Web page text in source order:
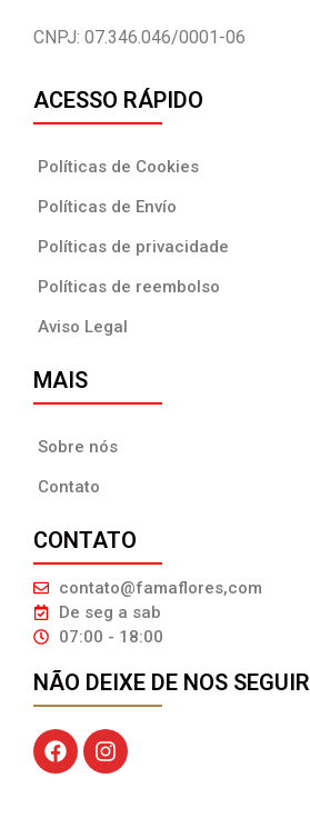
CNPJ: 07.346.046/0001-06
ACESSO RÁPIDO
Políticas de Cookies
Políticas de Envío
Políticas de privacidade
Políticas de reembolso
Aviso Legal
MAIS
Sobre nós
Contato
CONTATO
contato@famaflores,com
De seg a sab
07:00 - 18:00
NÃO DEIXE DE NOS SEGUIR